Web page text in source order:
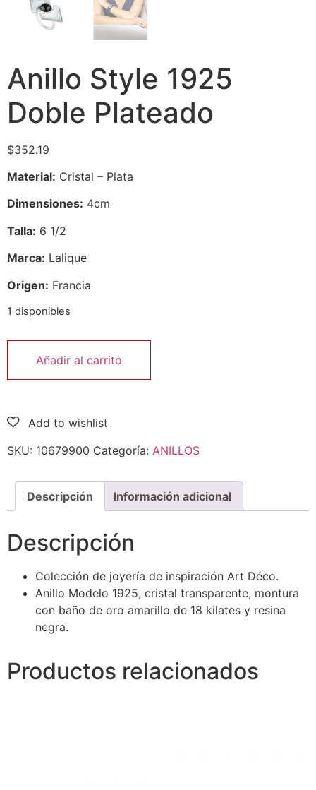
Anillo Style 1925
Doble Plateado
$352.19
Material: Cristal – Plata
Dimensiones: 4cm
Talla: 6 1/2
Marca: Lalique
Origen: Francia
1 disponibles
Añadir al carrito
SKU: 10679900 Categoría: ANILLOS
Descripción Información adicional
Descripción
Colección de joyería de inspiración Art Déco.
Anillo Modelo 1925, cristal transparente, montura
con baño de oro amarillo de 18 kilates y resina
negra.
Productos relacionados